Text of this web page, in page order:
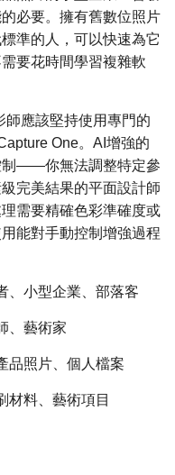
必要。擁有舊數位照片
準的人，可以快速為它
要花時間學習複雜軟
師應該堅持使用專門的
One。AI增強的
制——你無法調整特定參
完美結果的平面設計師
需要精確色彩準確度或
能對手動控制增強過程
、小型企業、部落客
、藝術家
品照片、個人檔案
材料、藝術項目